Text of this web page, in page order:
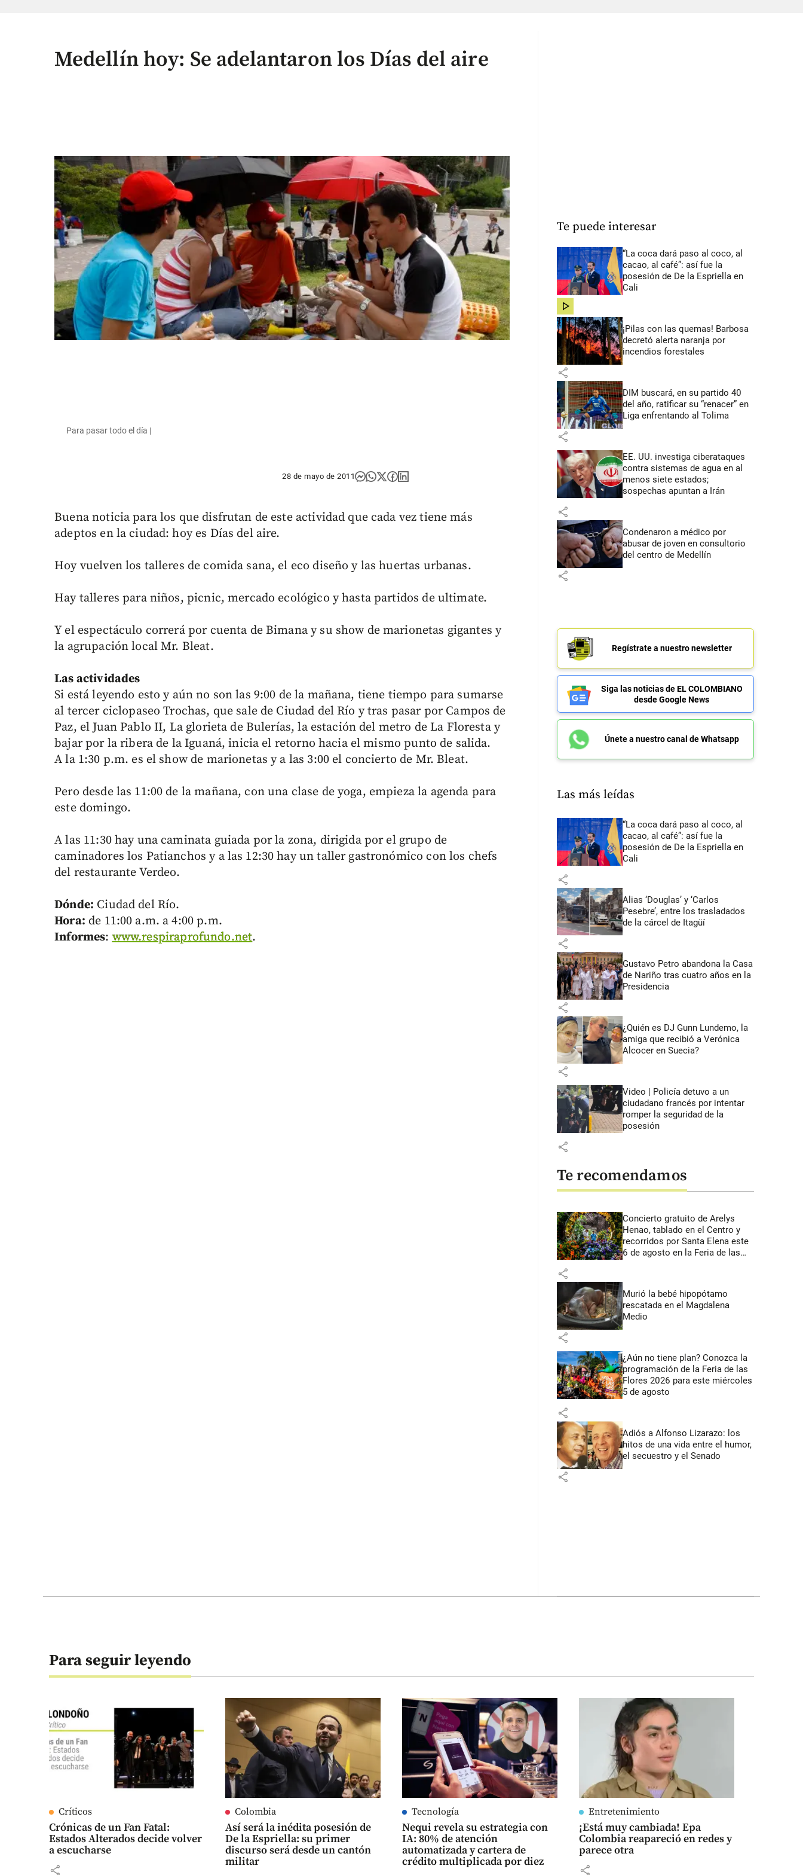
Medellín hoy: Se adelantaron los Días del aire
Para pasar todo el día |
28 de mayo de 2011
Buena noticia para los que disfrutan de este actividad que cada vez tiene más
adeptos en la ciudad: hoy es Días del aire.
Hoy vuelven los talleres de comida sana, el eco diseño y las huertas urbanas.
Hay talleres para niños, picnic, mercado ecológico y hasta partidos de ultimate.
Y el espectáculo correrá por cuenta de Bimana y su show de marionetas gigantes y
la agrupación local Mr. Bleat.
Las actividades
Si está leyendo esto y aún no son las 9:00 de la mañana, tiene tiempo para sumarse
al tercer ciclopaseo Trochas, que sale de Ciudad del Río y tras pasar por Campos de
Paz, el Juan Pablo II, La glorieta de Bulerías, la estación del metro de La Floresta y
bajar por la ribera de la Iguaná, inicia el retorno hacia el mismo punto de salida.
A la 1:30 p.m. es el show de marionetas y a las 3:00 el concierto de Mr. Bleat.
Pero desde las 11:00 de la mañana, con una clase de yoga, empieza la agenda para
este domingo.
A las 11:30 hay una caminata guiada por la zona, dirigida por el grupo de
caminadores los Patianchos y a las 12:30 hay un taller gastronómico con los chefs
del restaurante Verdeo.
Dónde: Ciudad del Río.
Hora: de 11:00 a.m. a 4:00 p.m.
Informes:www.respiraprofundo.net.
Te puede interesar
“La coca dará paso al coco, al
cacao, al café”: así fue la
posesión de De la Espriella en
Cali
share
¡Pilas con las quemas! Barbosa
decretó alerta naranja por
incendios forestales
share
DIM buscará, en su partido 40
del año, ratificar su “renacer” en
Liga enfrentando al Tolima
share
EE. UU. investiga ciberataques
contra sistemas de agua en al
menos siete estados;
sospechas apuntan a Irán
share
Condenaron a médico por
abusar de joven en consultorio
del centro de Medellín
share
Regístrate a nuestro newsletter
Siga las noticias de EL COLOMBIANO
desde Google News
Únete a nuestro canal de Whatsapp
Las más leídas
“La coca dará paso al coco, al
cacao, al café”: así fue la
posesión de De la Espriella en
Cali
share
Alias ‘Douglas’ y ‘Carlos
Pesebre’, entre los trasladados
de la cárcel de Itagüí
share
Gustavo Petro abandona la Casa
de Nariño tras cuatro años en la
Presidencia
share
¿Quién es DJ Gunn Lundemo, la
amiga que recibió a Verónica
Alcocer en Suecia?
share
Video | Policía detuvo a un
ciudadano francés por intentar
romper la seguridad de la
posesión
share
Te recomendamos
Concierto gratuito de Arelys
Henao, tablado en el Centro y
recorridos por Santa Elena este
6 de agosto en la Feria de las
share
Murió la bebé hipopótamo
rescatada en el Magdalena
Medio
share
¿Aún no tiene plan? Conozca la
programación de la Feria de las
Flores 2026 para este miércoles
5 de agosto
share
Adiós a Alfonso Lizarazo: los
hitos de una vida entre el humor,
el secuestro y el Senado
share
Para seguir leyendo
Críticos
Crónicas de un Fan Fatal:
Estados Alterados decide volver
a escucharse
share
Colombia
Así será la inédita posesión de
De la Espriella: su primer
discurso será desde un cantón
militar
Tecnología
Nequi revela su estrategia con
IA: 80% de atención
automatizada y cartera de
crédito multiplicada por diez
Entretenimiento
¡Está muy cambiada! Epa
Colombia reapareció en redes y
parece otra
share